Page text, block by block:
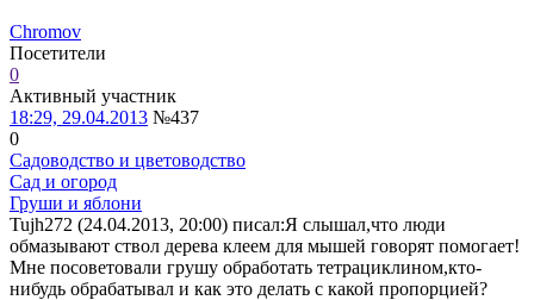
Chromov
Посетители
0
Активный участник
18:29, 29.04.2013 №437
0
Садоводство и цветоводство
Сад и огород
Груши и яблони
Tujh272 (24.04.2013, 20:00) писал:Я слышал,что люди
обмазывают ствол дерева клеем для мышей говорят помогает!
Мне посоветовали грушу обработать тетрациклином,кто-
нибудь обрабатывал и как это делать с какой пропорцией?